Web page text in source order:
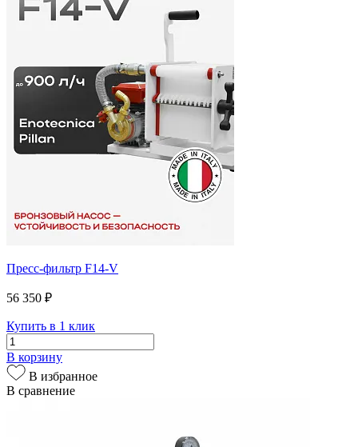
Пресс-фильтр F14-V
56 350 ₽
Купить в 1 клик
В корзину
В избранное
В сравнение